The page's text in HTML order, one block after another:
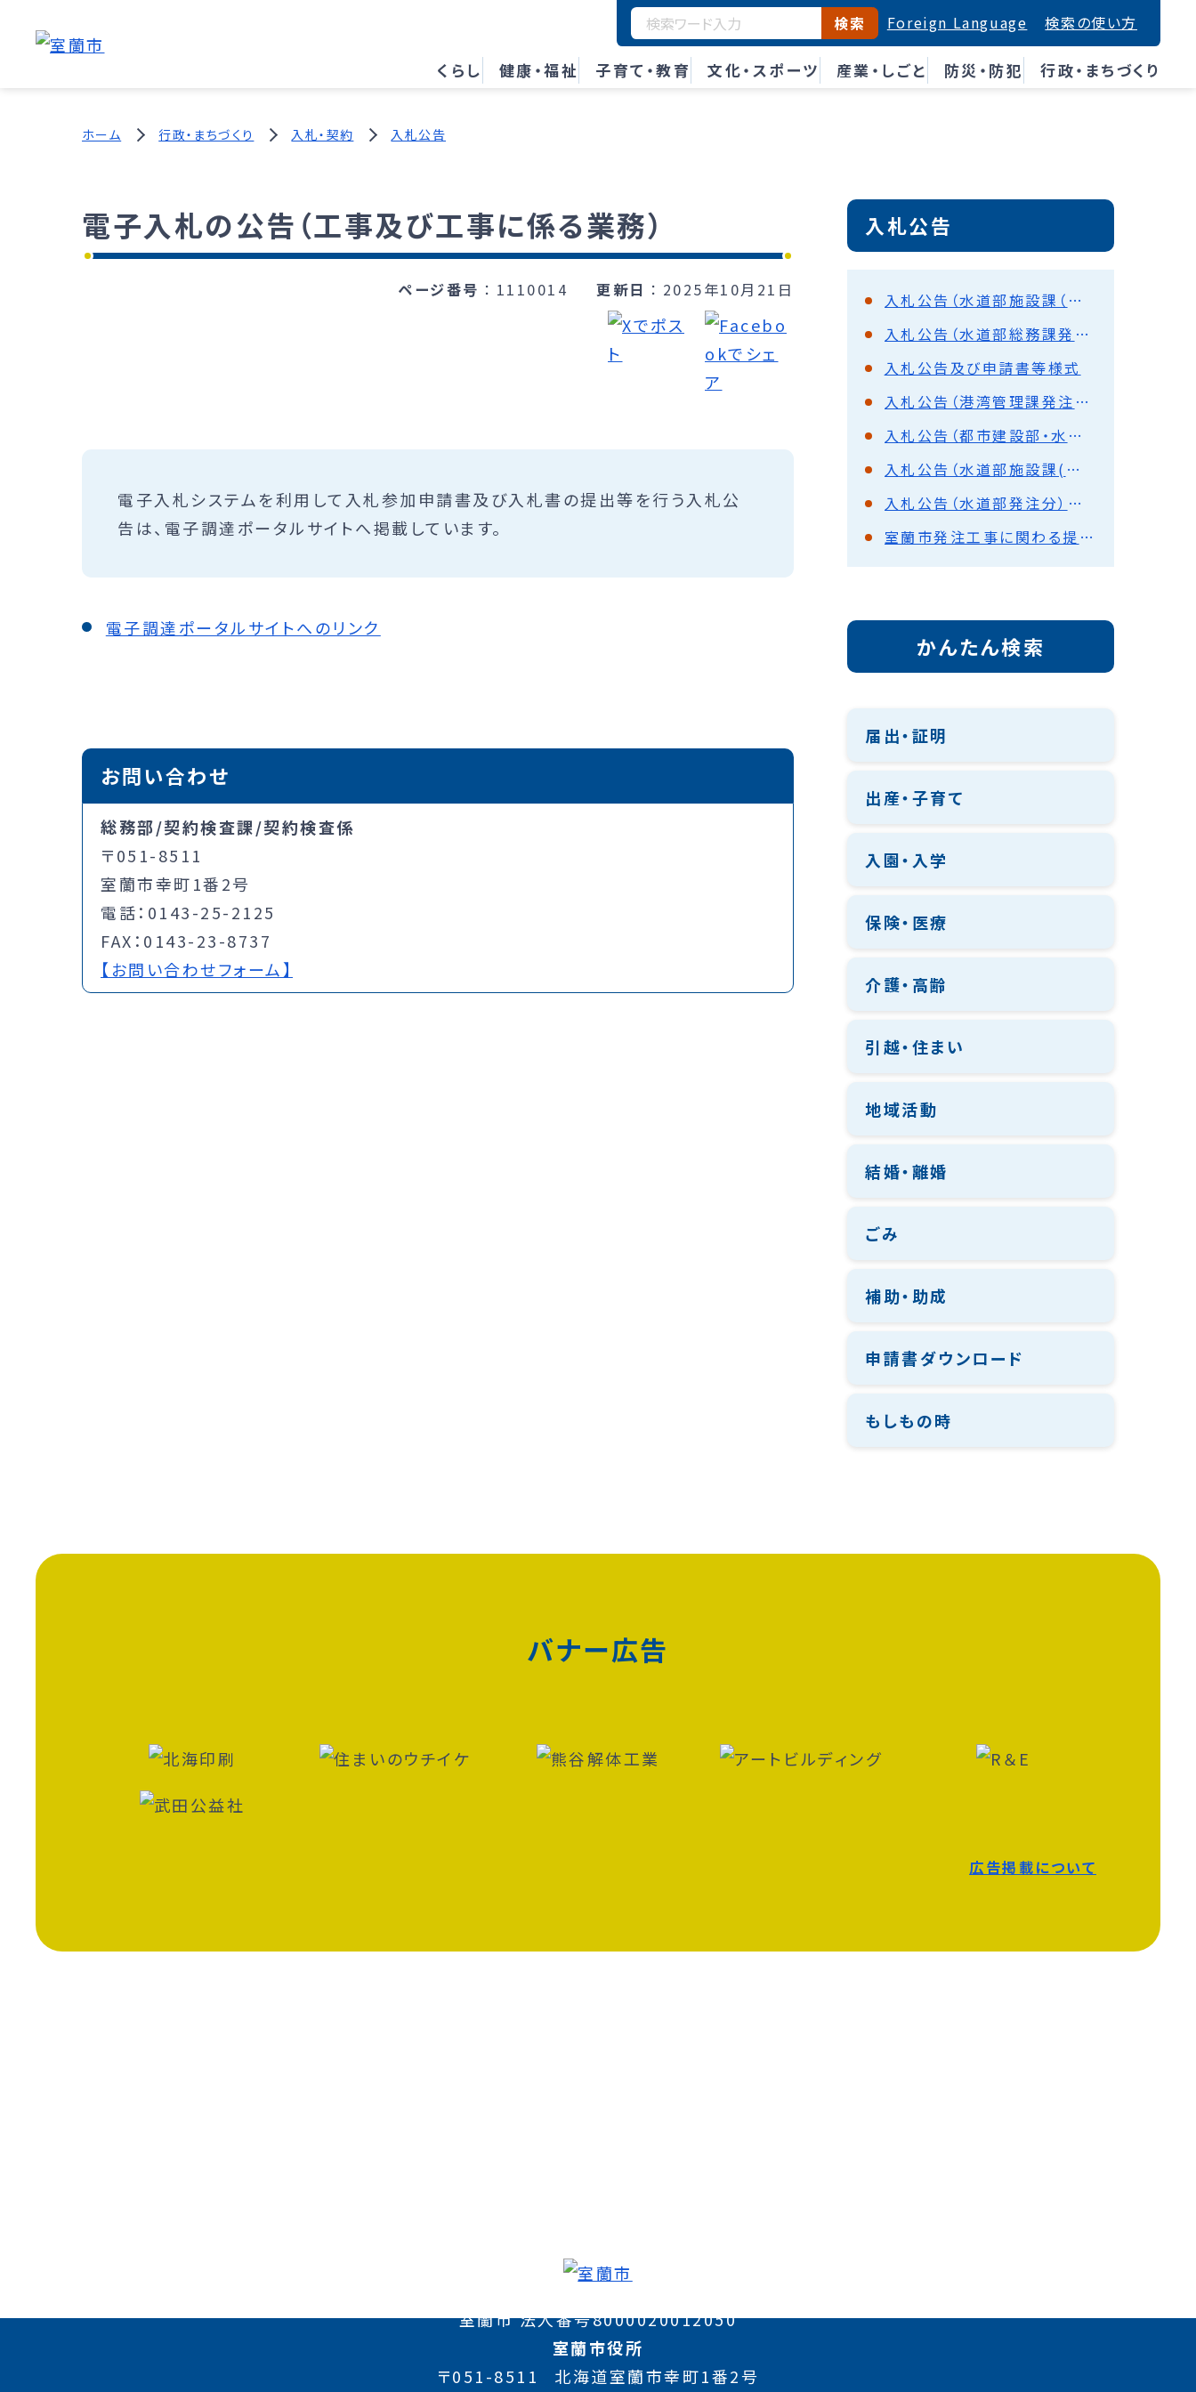
くらし 健康・福祉 子育て・教育 文化・スポーツ 産業・しごと 防災・防犯 行政・まちづくり
検索 Foreign Language 検索の使い方
ホーム 行政・まちづくり 入札・契約 入札公告
電子入札の公告（工事及び工事に係る業務）
ページ番号 1110014 更新日 2025年10月21日
電子入札システムを利用して入札参加申請書及び入札書の提出等を行う入札公
告は、電子調達ポータルサイトへ掲載しています。
電子調達ポータルサイトへのリンク
お問い合わせ
総務部/契約検査課/契約検査係
〒051-8511
室蘭市幸町1番2号
電話：0143-25-2125
FAX：0143-23-8737
【お問い合わせフォーム】
入札公告
入札公告（水道部施設課（下水道）発注分）業務委託
入札公告（水道部総務課発注分）業務委託・賃貸借・物品・プロポーザル
入札公告及び申請書等様式
入札公告（港湾管理課発注分）
入札公告（都市建設部・水道部発注分工事等）
入札公告（水道部施設課(上水道)発注分）業務委託・物品・プロポーザル
入札公告（水道部発注分）共通様式
室蘭市発注工事に関わる提出書類（水道部）
かんたん検索
届出・証明
出産・子育て
入園・入学
保険・医療
介護・高齢
引越・住まい
地域活動
結婚・離婚
ごみ
補助・助成
申請書ダウンロード
もしもの時
バナー広告
広告掲載について
室蘭市 法人番号8000020012050
室蘭市役所
〒051-8511
北海道室蘭市幸町1番2号